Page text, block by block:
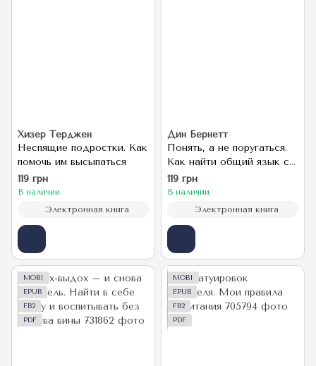
Хизер Терджен
Неспящие подростки. Как
помочь им высыпаться
119 грн
В наличии
Электронная книга
Дин Бернетт
Понять, а не поругаться.
Как найти общий язык с
родителями и другими
взрослыми
119 грн
В наличии
Электронная книга
MOBI
EPUB
FB2
PDF
MOBI
EPUB
FB2
PDF